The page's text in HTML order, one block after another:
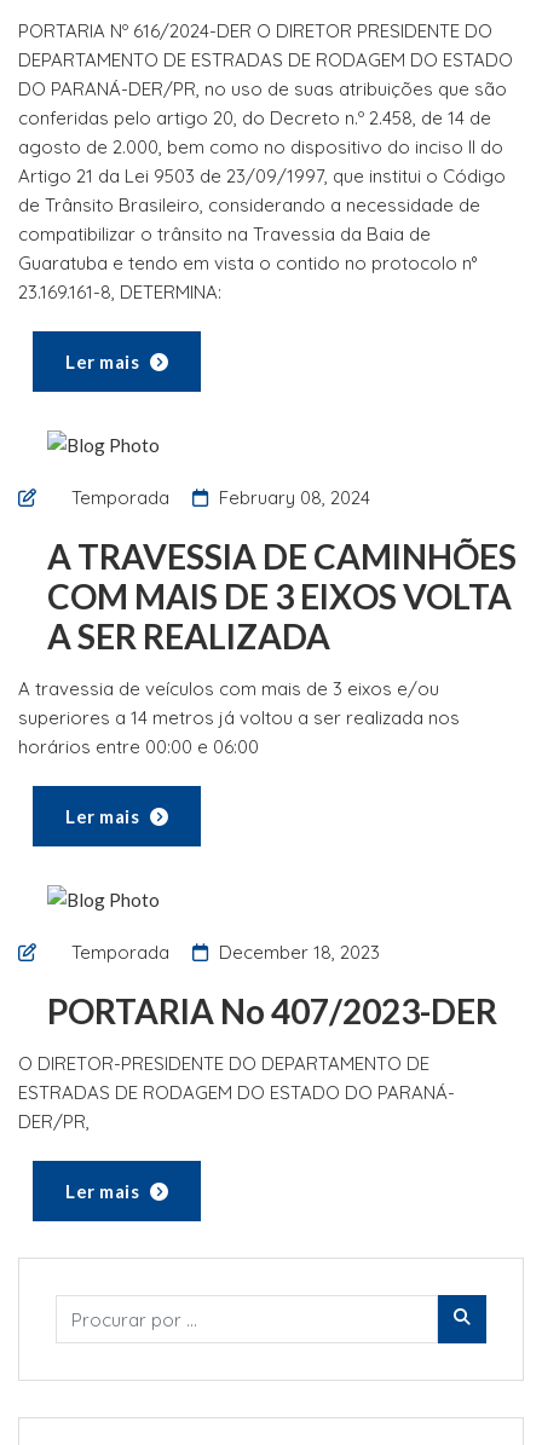
PORTARIA Nº 616/2024-DER O DIRETOR PRESIDENTE DO
DEPARTAMENTO DE ESTRADAS DE RODAGEM DO ESTADO
DO PARANÁ-DER/PR, no uso de suas atribuições que são
conferidas pelo artigo 20, do Decreto n.º 2.458, de 14 de
agosto de 2.000, bem como no dispositivo do inciso II do
Artigo 21 da Lei 9503 de 23/09/1997, que institui o Código
de Trânsito Brasileiro, considerando a necessidade de
compatibilizar o trânsito na Travessia da Baia de
Guaratuba e tendo em vista o contido no protocolo n°
23.169.161-8, DETERMINA:
Ler mais
Temporada February 08, 2024
A TRAVESSIA DE CAMINHÕES
COM MAIS DE 3 EIXOS VOLTA
A SER REALIZADA
A travessia de veículos com mais de 3 eixos e/ou
superiores a 14 metros já voltou a ser realizada nos
horários entre 00:00 e 06:00
Ler mais
Temporada December 18, 2023
PORTARIA No 407/2023-DER
O DIRETOR-PRESIDENTE DO DEPARTAMENTO DE
ESTRADAS DE RODAGEM DO ESTADO DO PARANÁ-
DER/PR,
Ler mais